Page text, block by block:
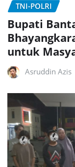
TNI-POLRI
Bupati
untuk
Asruddin Azis